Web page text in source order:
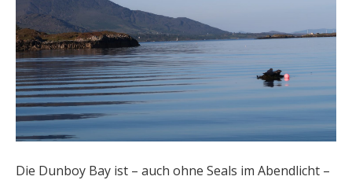
Die Dunboy Bay ist – auch ohne Seals im Abendlicht –